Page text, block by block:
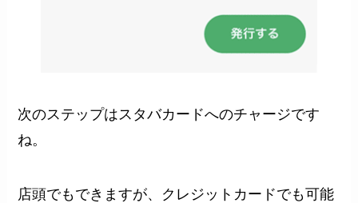
次のステップはスタバカードへのチャージです
ね。
店頭でもできますが、クレジットカードでも可能